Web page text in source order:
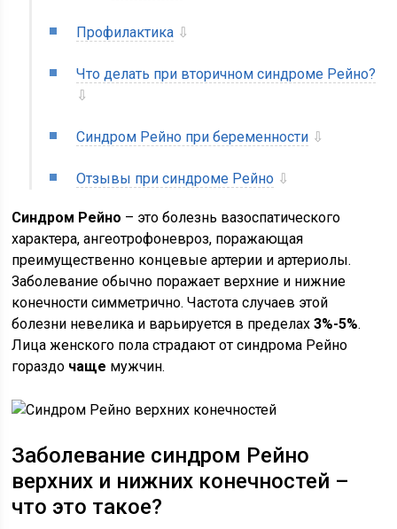
Профилактика ⇩
Что делать при вторичном синдроме Рейно?
⇩
Синдром Рейно при беременности ⇩
Отзывы при синдроме Рейно ⇩
Синдром Рейно – это болезнь вазоспатического
характера, ангеотрофоневроз, поражающая
преимущественно концевые артерии и артериолы.
Заболевание обычно поражает верхние и нижние
конечности симметрично. Частота случаев этой
болезни невелика и варьируется в пределах3%-5%.
Лица женского пола страдают от синдрома Рейно
гораздо чаще мужчин.
Заболевание синдром Рейно
верхних и нижних конечностей –
что это такое?